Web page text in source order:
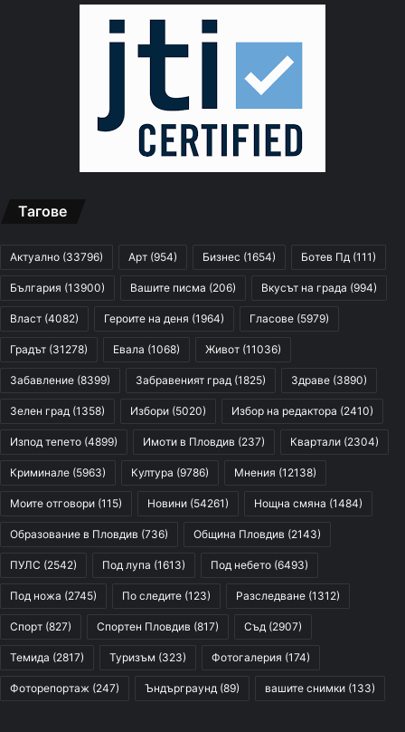
Тагове
Актуално (33796) Арт (954) Бизнес (1654) Ботев Пд (111)
България (13900) Вашите писма (206) Вкусът на града (994)
Власт (4082) Героите на деня (1964) Гласове (5979)
Градът (31278) Евала (1068) Живот (11036)
Забавление (8399) Забравеният град (1825) Здраве (3890)
Зелен град (1358) Избори (5020) Избор на редактора (2410)
Изпод тепето (4899) Имоти в Пловдив (237) Квартали (2304)
Криминале (5963) Култура (9786) Мнения (12138)
Моите отговори (115) Новини (54261) Нощна смяна (1484)
Образование в Пловдив (736) Община Пловдив (2143)
ПУЛС (2542) Под лупа (1613) Под небето (6493)
Под ножа (2745) По следите (123) Разследване (1312)
Спорт (827) Спортен Пловдив (817) Съд (2907)
Темида (2817) Туризъм (323) Фотогалерия (174)
Фоторепортаж (247) Ъндърграунд (89) вашите снимки (133)